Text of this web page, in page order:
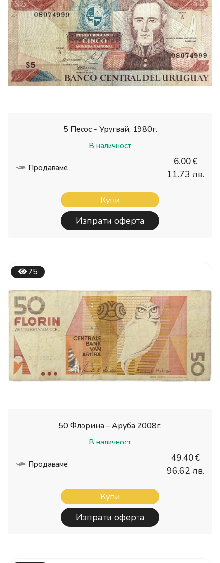
5 Песос - Уругвай, 1980г.
В наличност
Продаваме
6.00 €
11.73 лв.
Купи
Изпрати оферта
75
50 Флорина – Аруба 2008г.
В наличност
Продаваме
49.40 €
96.62 лв.
Купи
Изпрати оферта